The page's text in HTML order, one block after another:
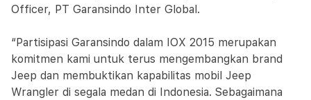
Officer, PT Garansindo Inter Global.
“Partisipasi Garansindo dalam IOX 2015 merupakan
komitmen kami untuk terus mengembangkan brand
Jeep dan membuktikan kapabilitas mobil Jeep
Wrangler di segala medan di Indonesia. Sebagaimana